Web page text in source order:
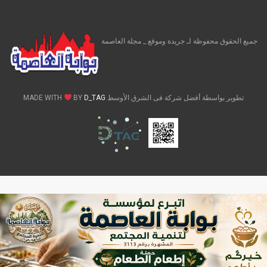
جميع الحقوق محفوظة لـ جريدة وموقع _ مجلة العاصمة
تطوير بواسطة أفضل شركة فى الشرق الأوسط MADE WITH BY D_TAG